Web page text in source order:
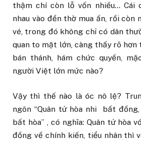
thậm chí còn lỗ vốn nhiều… Cái
nhau vào đền thờ mua ấn, rồi còn
vé, trong đó không chỉ có dân
quan to mặt lớn, càng thấy rõ hơn
bán thánh, hám chức quyền,
người Việt lớn mức nào?
Vậy thì thế nào là óc nô lệ?
ngôn “Quân tử hòa nhi bất
bất hòa” , có nghĩa: Quân tử hòa
đồng về chính kiến, tiểu nhân thì